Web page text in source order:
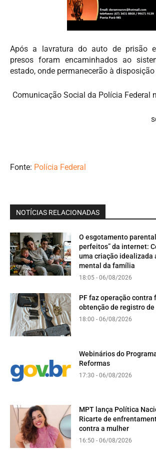
Após a lavratura do auto de prisão
presos foram encaminhados ao
estado, onde permanecerão à
Comunicação Social da Polícia Federal
Fonte: Polícia Federal
NOTÍCIAS RELACIONADAS
O esgotamento
perfeitos” da internet:
uma criação idealizada
mental da família
18:05 - 06/08/2026
PF faz operação contra
obtenção de registro de
18:00 - 06/08/2026
Webinários do
Reformas
17:30 - 06/08/2026
MPT lança Política
Ricarte de
contra a mulher
16:50 - 06/08/2026